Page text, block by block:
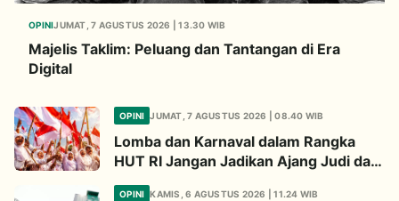
OPINIJUMAT, 7 AGUSTUS 2026 | 13.30 WIB
Majelis Taklim: Peluang dan Tantangan di Era
Digital
OPINI JUMAT, 7 AGUSTUS 2026 | 08.40 WIB
Lomba dan Karnaval dalam Rangka
HUT RI Jangan Jadikan Ajang Judi dan
Kampanye LGBT
OPINI KAMIS, 6 AGUSTUS 2026 | 11.24 WIB